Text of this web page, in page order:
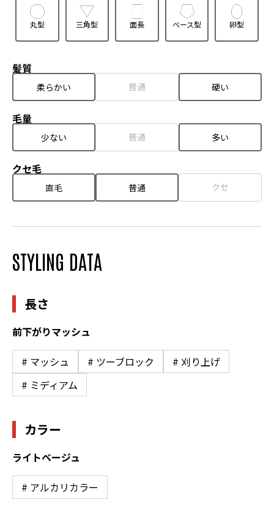
丸型 三角型 面長 ベース型 卵型
髪質
柔らかい 普通 硬い
毛量
少ない 普通 多い
クセ毛
直毛 普通 クセ
STYLING DATA
長さ
前下がりマッシュ
# マッシュ # ツーブロック
# 刈り上げ
# ミディアム
カラー
ライトベージュ
# アルカリカラー